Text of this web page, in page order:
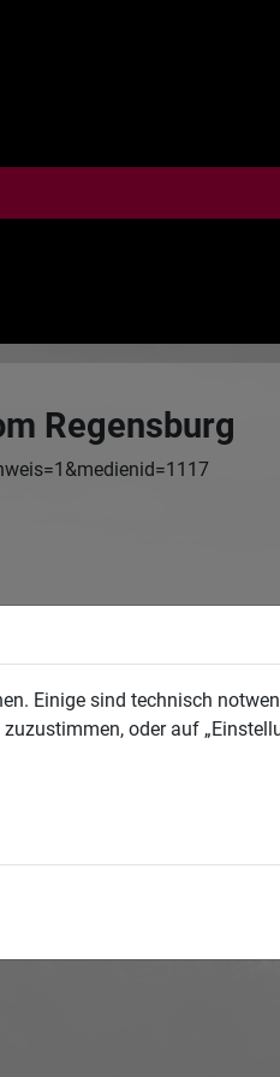
Regensburg
möchten,
Einige sind technisch
oder auf